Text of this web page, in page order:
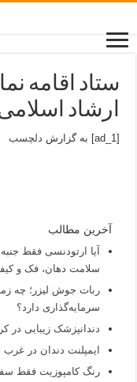
ستاد اقامه
ارشاد
[ad_1] به گزارش دلچسب
آخرین مطالب
آیا ارتودنسی فقط
سلامت دهان، فک و
ربات جوش لیزر؛ چه
سرمایه‌گذاری دارد؟
دندانپزشک زیبایی در
ایمپلنت دندان در غرب
رنگ کامپوزیت فقط